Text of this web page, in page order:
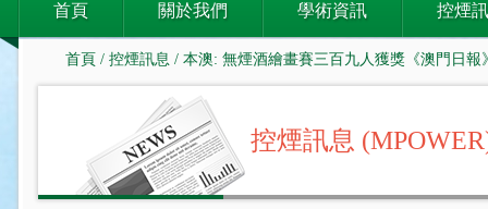
首頁 關於我們 學術資訊 控煙
首頁 / 控煙訊息 / 本澳: 無煙酒繪畫賽三百九人獲獎《澳門日報
控煙訊息